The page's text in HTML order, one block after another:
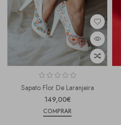
Sapato Flor De Laranjeira
149,00€
COMPRAR